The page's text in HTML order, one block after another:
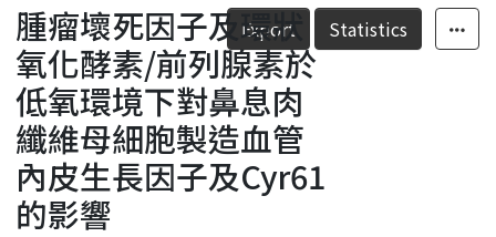
Fundings & Projects
Researchers
Organizations
Statistics
Export Statistics
腫瘤壞死因子及環狀
氧化酵素/前列腺素於
低氧環境下對鼻息肉
纖維母細胞製造血管
內皮生長因子及Cyr61
的影響